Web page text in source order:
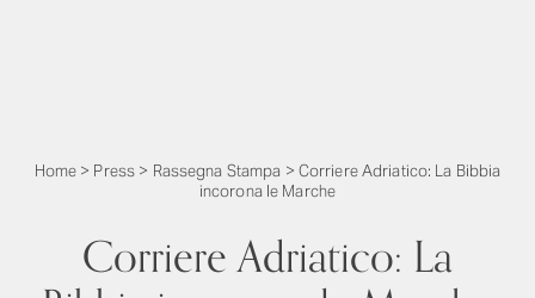
Home > Press > Rassegna Stampa > Corriere Adriatico: La Bibbia
incorona le Marche
Corriere Adriatico: La